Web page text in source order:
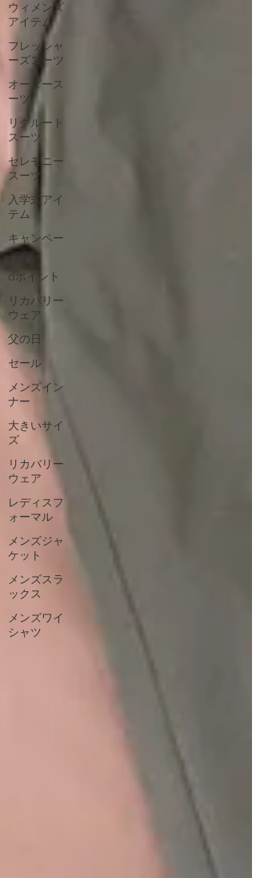
ウィメンズ
アイテム
フレッシャ
ーズスーツ
オーダース
ーツ
リクルート
スーツ
セレモニー
スーツ
入学式アイ
テム
キャンペー
ン
dポイント
リカバリー
ウェア
父の日
セール
メンズイン
ナー
大きいサイ
ズ
リカバリー
ウェア
レディスフ
ォーマル
メンズジャ
ケット
メンズスラ
ックス
メンズワイ
シャツ